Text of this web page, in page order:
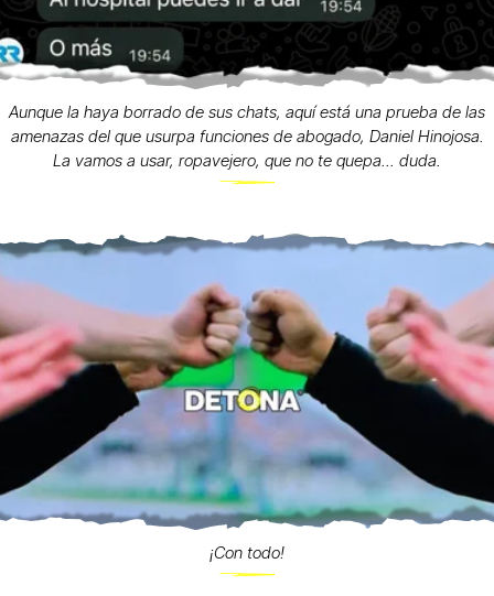
Aunque la haya borrado de sus chats, aquí está una prueba de las
amenazas del que usurpa funciones de abogado, Daniel Hinojosa.
La vamos a usar, ropavejero, que no te quepa... duda.
¡Con todo!